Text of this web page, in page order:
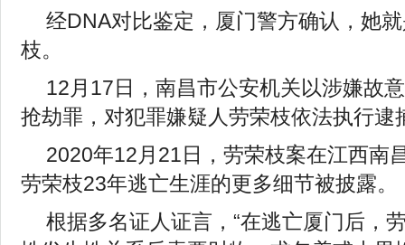
经DNA对比鉴定，厦门警方确认，她
枝。
12月17日，南昌市公安机关以涉嫌故
抢劫罪，对犯罪嫌疑人劳荣枝依法执行逮
2020年12月21日，劳荣枝案在江西南
劳荣枝23年逃亡生涯的更多细节被披露。
根据多名证人证言，“在逃亡厦门后，